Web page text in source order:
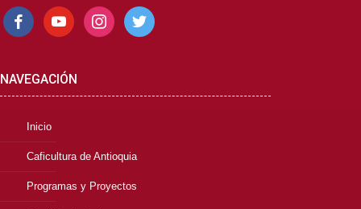
facebookyoutube instagramtwitter
NAVEGACIÓN
Inicio
Caficultura de Antioquia
Programas y Proyectos